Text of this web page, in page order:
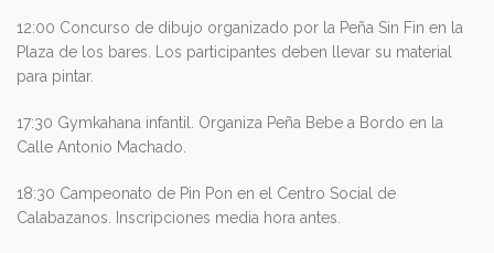
12:00 Concurso de dibujo organizado por la Peña Sin Fin en la
Plaza de los bares. Los participantes deben llevar su material
para pintar.
17:30 Gymkahana infantil. Organiza Peña Bebe a Bordo en la
Calle Antonio Machado.
18:30 Campeonato de Pin Pon en el Centro Social de
Calabazanos. Inscripciones media hora antes.